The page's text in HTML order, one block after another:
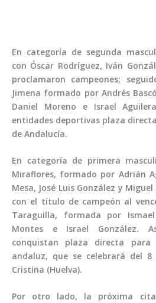
En categoría de segunda
con Óscar Rodríguez, Iván
proclamaron campeones;
Jimena formado por Andrés
Daniel Moreno e Israel
entidades deportivas plaza
de Andalucía.
En categoría de primera
Miraflores, formado por Adrián
Mesa, José Luis González y
con el título de campeón al
Taraguilla, formada por
Montes e Israel González.
conquistan plaza directa
andaluz, que se celebrará del
Cristina (Huelva).
Por otro lado, la próxima